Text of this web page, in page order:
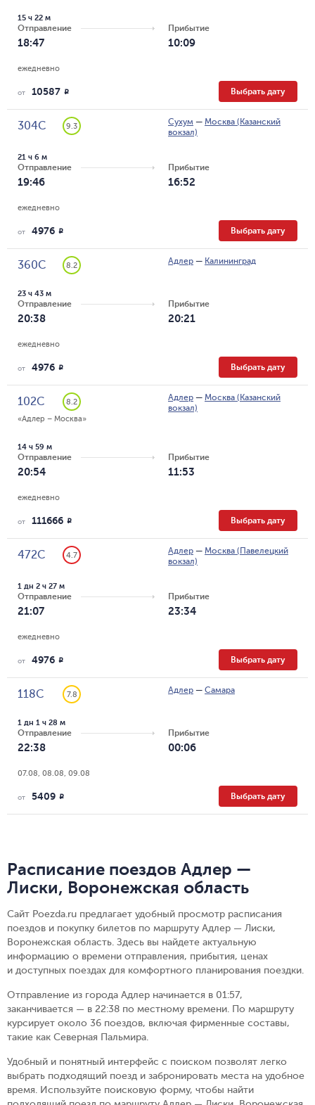
Отправление
18:47
15 ч 22 м
Прибытие
10:09
ежедневно
от 10587 R Выбрать дату
304С 9.3 Сухум — Москва (Казанский
вокзал)
Отправление
19:46
21 ч 6 м
Прибытие
16:52
ежедневно
от 4976 R Выбрать дату
360С 8.2 Адлер — Калининград
Отправление
20:38
23 ч 43 м
Прибытие
20:21
ежедневно
от 4976 R Выбрать дату
102С
8.2
«Адлер – Москва»
Адлер — Москва (Казанский
вокзал)
Отправление
20:54
14 ч 59 м
Прибытие
11:53
ежедневно
от 111666 R Выбрать дату
472С 4.7 Адлер — Москва (Павелецкий
вокзал)
Отправление
21:07
1 дн 2 ч 27 м
Прибытие
23:34
ежедневно
от 4976 R Выбрать дату
118С 7.8 Адлер — Самара
Отправление
22:38
1 дн 1 ч 28 м
Прибытие
00:06
07.08, 08.08, 09.08
от 5409 R Выбрать дату
Расписание поездов Адлер —
Лиски, Воронежская область
Сайт Poezda.ru предлагает удобный просмотр расписания
поездов и покупку билетов по маршруту Адлер — Лиски,
Воронежская область. Здесь вы найдете актуальную
информацию о времени отправления, прибытия, ценах
и доступных поездах для комфортного планирования поездки.
Отправление из города Адлер начинается в 01:57,
заканчивается — в 22:38 по местному времени. По маршруту
курсирует около 36 поездов, включая фирменные составы,
такие как Северная Пальмира.
Удобный и понятный интерфейс с поиском позволят легко
выбрать подходящий поезд и забронировать места на удобное
время. Используйте поисковую форму, чтобы найти